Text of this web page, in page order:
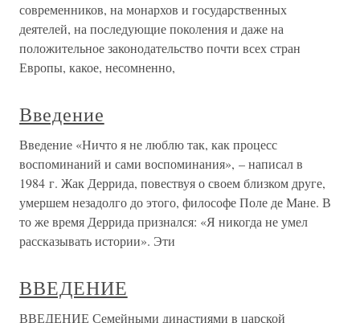
современников, на монархов и государственных
деятелей, на последующие поколения и даже на
положительное законодательство почти всех стран
Европы, какое, несомненно,
Введение
Введение «Ничто я не люблю так, как процесс
воспоминаний и сами воспоминания», – написал в
1984 г. Жак Деррида, повествуя о своем близком друге,
умершем незадолго до этого, философе Поле де Мане. В
то же время Деррида признался: «Я никогда не умел
рассказывать истории». Эти
ВВЕДЕНИЕ
ВВЕДЕНИЕ Семейными династиями в царской